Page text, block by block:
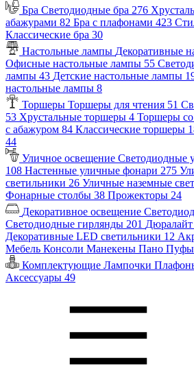
Бра Светодиодные бра 276
абажурами 82 Бра с плафонами 423
Классические бра 30
Настольные лампы Декоративные
Офисные настольные лампы 55
лампы 43 Детские настольные лампы
настольные лампы 8
Торшеры Торшеры для чтения 51
53 Хрустальные торшеры 4 Торшеры
с абажуром 84 Классические торшеры
44
Уличное освещение Светодиодные
108 Настенные уличные фонари 275
светильники 26 Уличные наземные
Фонарные столбы 38 Прожекторы 24
Декоративное освещение
Светодиодные гирлянды 201
Декоративные LED светильники 12
Мебель Консоли Манекены Пано Пуфы
Комплектующие Лампочки
Аксессуары 49